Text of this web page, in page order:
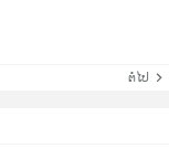
ຕໍ່ໄປ